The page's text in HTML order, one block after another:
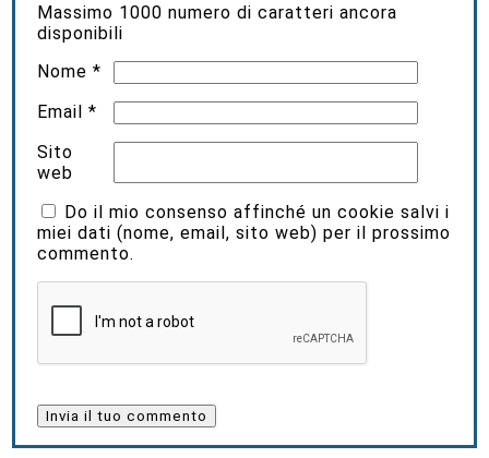
Massimo 1000 numero di caratteri ancora
disponibili
Nome*
Email*
Sito
web
Do il mio consenso affinché un cookie salvi i
miei dati (nome, email, sito web) per il prossimo
commento.